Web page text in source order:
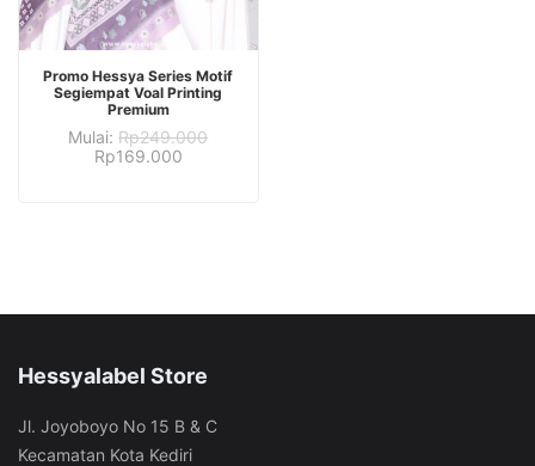
PILIH OPSI
Promo Hessya Series Motif
Segiempat Voal Printing
Premium
Mulai:Rp249.000
Rp169.000
Hessyalabel Store
Jl. Joyoboyo No 15 B & C
Kecamatan Kota Kediri